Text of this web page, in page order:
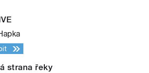
strana řeky